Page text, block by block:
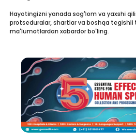
Hayotingizni yanada sog'lom va yaxshi
protseduralar, shartlar va boshqa tegishli
ma'lumotlardan xabardor bo'ling.